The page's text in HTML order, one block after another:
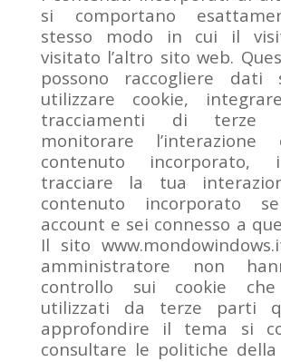
si comportano
stesso modo in cui il
visitato l’altro sito web.
possono raccogliere
utilizzare cookie,
tracciamenti di
monitorare
contenuto incorporato,
tracciare la tua
contenuto incorporato
account e sei connesso a
Il sito
amministratore non
controllo sui cookie che
utilizzati da terze parti
approfondire il tema si
consultare le politiche